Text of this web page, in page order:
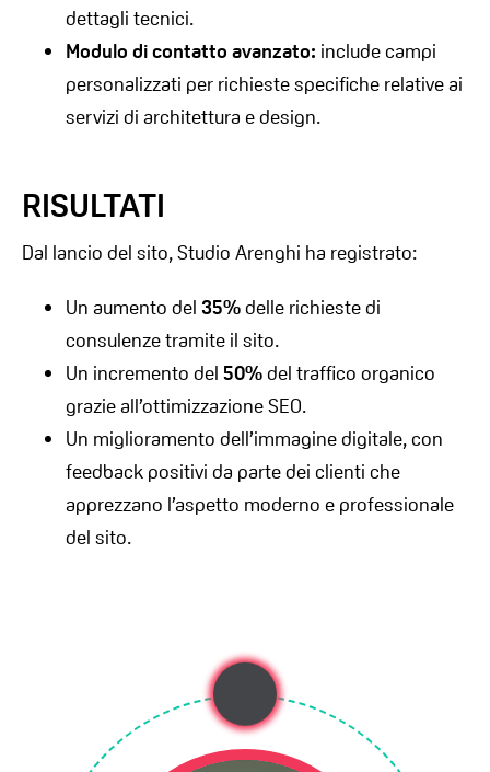
dettagli tecnici.
Modulo di contatto avanzato: include campi
personalizzati per richieste specifiche relative ai
servizi di architettura e design.
RISULTATI
Dal lancio del sito, Studio Arenghi ha registrato:
Un aumento del 35%delle richieste di
consulenze tramite il sito.
Un incremento del 50%del traffico organico
grazie all’ottimizzazione SEO.
Un miglioramento dell’immagine digitale, con
feedback positivi da parte dei clienti che
apprezzano l’aspetto moderno e professionale
del sito.